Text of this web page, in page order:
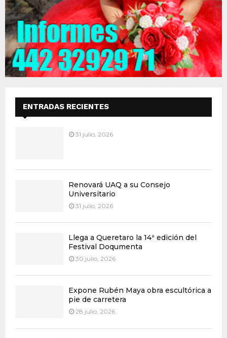
ENTRADAS RECIENTES
31 julio, 2026
Renovará UAQ a su Consejo
Universitario
31 julio, 2026
Llega a Queretaro la 14ª edición del
Festival Doqumenta
30 julio, 2026
Expone Rubén Maya obra escultórica a
pie de carretera
28 julio, 2026